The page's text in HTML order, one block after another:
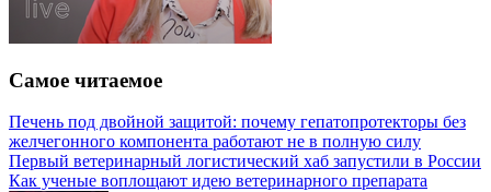
Самое читаемое
Печень под двойной защитой: почему гепатопротекторы без
желчегонного компонента работают не в полную силу
Первый ветеринарный логистический хаб запустили в России
Как ученые воплощают идею ветеринарного препарата